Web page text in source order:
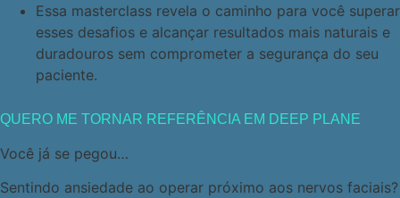
Essa masterclass revela o caminho para você superar
esses desafios e alcançar resultados mais naturais e
duradouros sem comprometer a segurança do seu
paciente.
QUERO ME TORNAR REFERÊNCIA EM DEEP PLANE
Você já se pegou…
Sentindo ansiedade ao operar próximo aos nervos faciais?